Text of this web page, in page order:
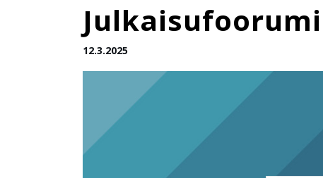
12.3.2025